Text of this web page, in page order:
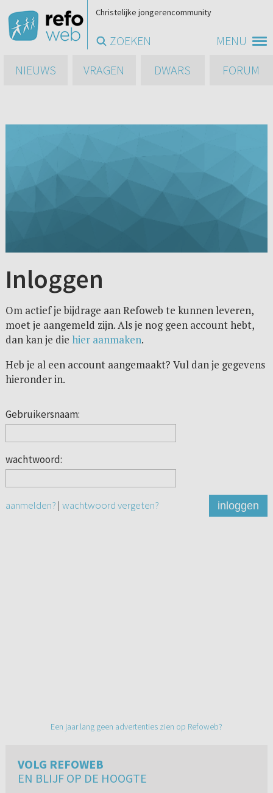
MENU
Christelijke jongerencommunity
ZOEKEN
NIEUWS
VRAGEN DWARS FORUM
Inloggen
Om actief je bijdrage aan Refoweb te kunnen leveren,
moet je aangemeld zijn. Als je nog geen account hebt,
dan kan je die hier aanmaken.
Heb je al een account aangemaakt? Vul dan je gegevens
hieronder in.
Gebruikersnaam:
wachtwoord:
aanmelden? | wachtwoord vergeten? inloggen
Een jaar lang geen advertenties zien op Refoweb?
VOLG REFOWEB
EN BLIJF OP DE HOOGTE